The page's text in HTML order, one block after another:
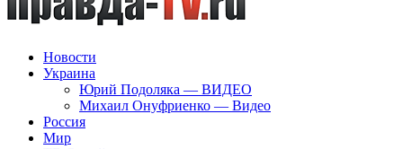
Новости
Украина
Юрий Подоляка — ВИДЕО
Михаил Онуфриенко — Видео
Россия
Мир